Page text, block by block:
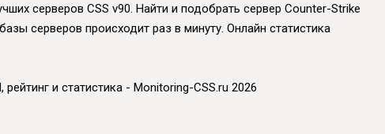
серверов CSS v90. Найти и подобрать сервер Counter-Strike
серверов происходит раз в минуту. Онлайн статистика
и статистика - Monitoring-CSS.ru 2026